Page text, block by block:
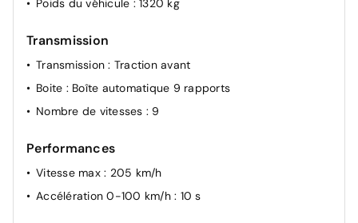
Poids du véhicule : 1320 kg
Transmission
Transmission: Traction avant
Boite : Boîte automatique 9 rapports
Nombre de vitesses : 9
Performances
Vitesse max : 205 km/h
Accélération 0-100 km/h : 10 s